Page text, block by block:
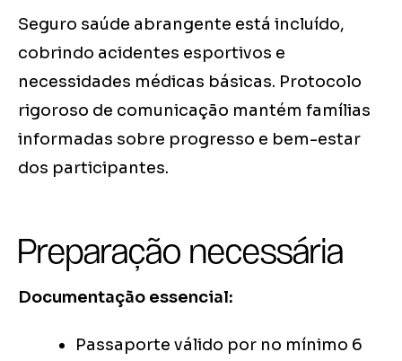
Seguro saúde abrangente está incluído,
cobrindo acidentes esportivos e
necessidades médicas básicas. Protocolo
rigoroso de comunicação mantém famílias
informadas sobre progresso e bem-estar
dos participantes.
Preparação necessária
Documentação essencial:
Passaporte válido por no mínimo 6